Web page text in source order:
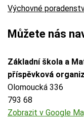
Výchovné
Můžete nás
Základní škola a
příspěvková
Olomoucká 336
793 68
Zobrazit v Google